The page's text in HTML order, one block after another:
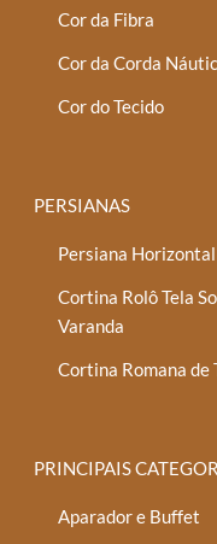
Cor da Fibra
Cor da Corda
Cor do Tecido
PERSIANAS
Persiana
Cortina Rolô Tela
Varanda
Cortina Romana de
PRINCIPAIS
Aparador e Buffet